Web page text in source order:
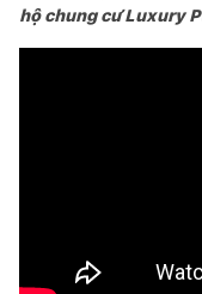
hộ chung cư Luxury